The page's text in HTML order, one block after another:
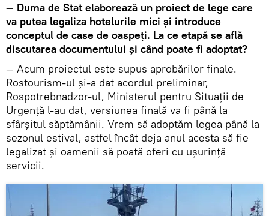
— Duma de Stat elaborează un proiect de lege care
va putea legaliza hotelurile mici și introduce
conceptul de case de oaspeți. La ce etapă se află
discutarea documentului și când poate fi adoptat?
— Acum proiectul este supus aprobărilor finale.
Rostourism-ul și-a dat acordul preliminar,
Rospotrebnadzor-ul, Ministerul pentru Situații de
Urgență l-au dat, versiunea finală va fi până la
sfârșitul săptămânii. Vrem să adoptăm legea până la
sezonul estival, astfel încât deja anul acesta să fie
legalizat și oamenii să poată oferi cu ușurință
servicii.